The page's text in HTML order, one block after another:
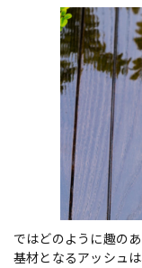
ではどのように趣の
基材となるアッシュ